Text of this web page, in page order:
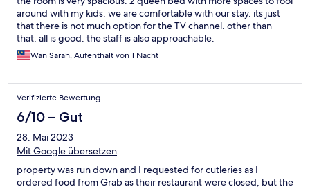
around with my kids. we are comfortable with our stay. its just
that there is not much option for the TV channel. other than
that, all is good. the staff is also approachable.
Wan Sarah, Aufenthalt von 1 Nacht
Verifizierte Bewertung
6/10 – Gut
28. Mai 2023
Mit Google übersetzen
property was run down and I requested for cutleries as I
ordered food from Grab as their restaurant were closed, but the